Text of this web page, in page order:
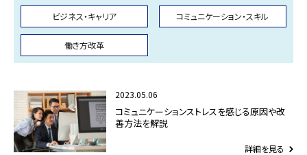
ビジネス・キャリア コミュニケーション・スキル
働き方改革
2023.05.06
コミュニケーションストレスを感じる原因や改
善方法を解説
詳細を見る